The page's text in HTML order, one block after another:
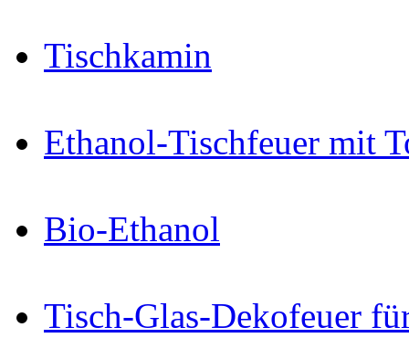
Tischkamin
Ethanol-Tischfeuer mit
Bio-Ethanol
Tisch-Glas-Dekofeuer